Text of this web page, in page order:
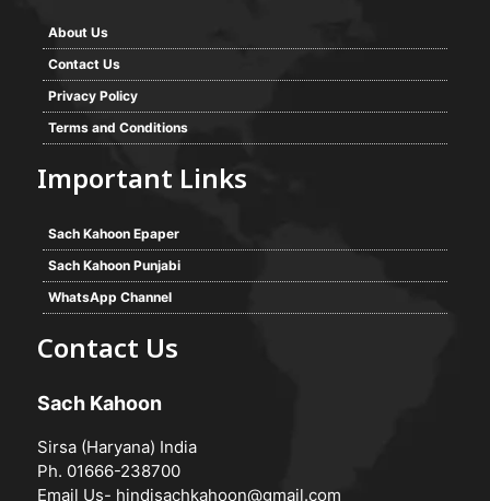
About Us
Contact Us
Privacy Policy
Terms and Conditions
Important Links
Sach Kahoon Epaper
Sach Kahoon Punjabi
WhatsApp Channel
Contact Us
Sach Kahoon
Sirsa (Haryana) India
Ph. 01666-238700
Email Us- hindisachkahoon@gmail.com